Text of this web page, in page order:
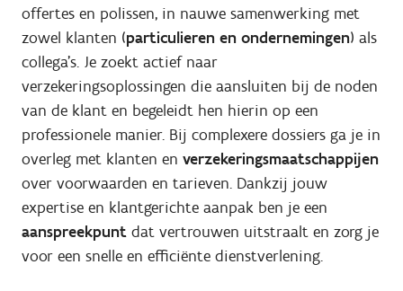
offertes en polissen, in nauwe samenwerking met
zowel klanten (particulieren en ondernemingen) als
collega’s. Je zoekt actief naar
verzekeringsoplossingen die aansluiten bij de noden
van de klant en begeleidt hen hierin op een
professionele manier. Bij complexere dossiers ga je in
overleg met klanten en verzekeringsmaatschappijen
over voorwaarden en tarieven. Dankzij jouw
expertise en klantgerichte aanpak ben je een
aanspreekpunt dat vertrouwen uitstraalt en zorg je
voor een snelle en efficiënte dienstverlening.